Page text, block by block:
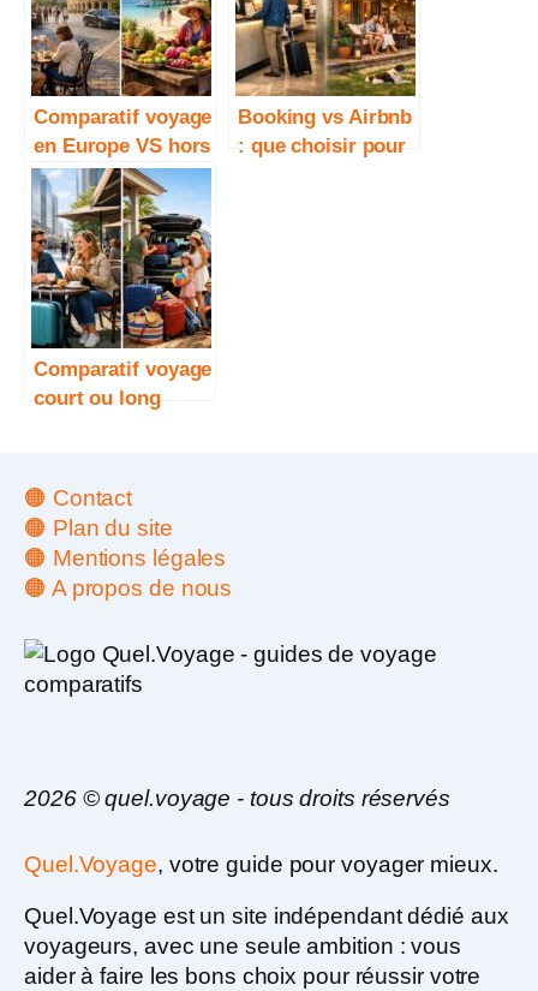
Comparatif voyage
en Europe VS hors
Europe : que
choisir selon son
budget ?
Booking vs Airbnb
: que choisir pour
Comparatif voyage
court ou long
rentable ?
🟠 Contact
🟠 Plan du site
🟠 Mentions légales
🟠 A propos de nous
2026 © quel.voyage - tous droits réservés
Quel.Voyage, votre guide pour voyager mieux.
Quel.Voyage est unsite indépendant dédié aux
voyageurs, avec une seule ambition :vous
aider à faire les bons choix pour réussir votre